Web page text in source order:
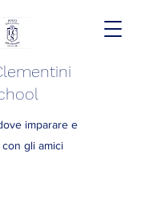
imparare e
gli amici